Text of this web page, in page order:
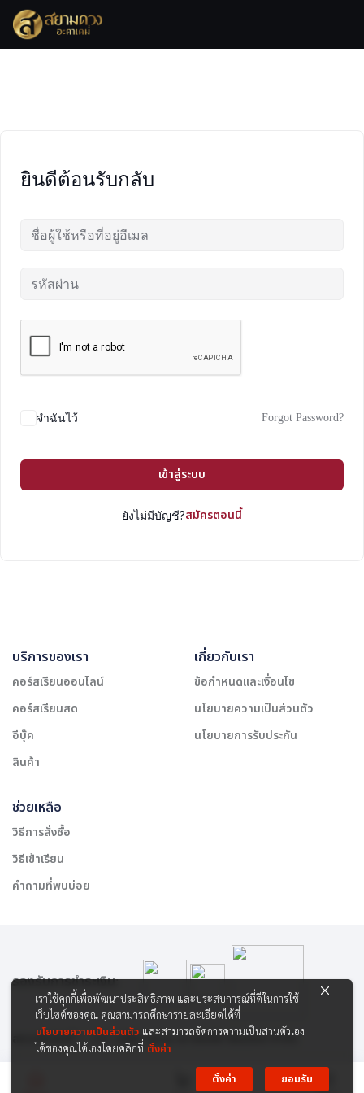
Skip
content
ยินดีต้อนรับกลับ
จำฉันไว้ Forgot Password?
เข้าสู่ระบบ
ยังไม่มีบัญชี?สมัครตอนนี้
บริการของเรา
คอร์สเรียนออนไลน์
คอร์สเรียนสด
อีบุ๊ค
สินค้า
เกี่ยวกับเรา
ข้อกำหนดและเงื่อนไข
นโยบายความเป็นส่วนตัว
นโยบายการรับประกัน
ช่วยเหลือ
วิธีการสั่งซื้อ
วิธีเข้าเรียน
คำถามที่พบบ่อย
สงวนลิขสิทธิ์ © 2565 บริษัท สยาม เคาเซิลลิ่ง เซ็นเตอร์ จำกัด
รองรับการชำระเงิน:
เราใช้คุกกี้เพื่อพัฒนาประสิทธิภาพ และประสบการณ์ที่ดีในการใช้
เว็บไซต์ของคุณ คุณสามารถศึกษารายละเอียดได้ที่
นโยบายความเป็นส่วนตัว และสามารถจัดการความเป็นส่วนตัวเอง
ได้ของคุณได้เองโดยคลิกที่ ตั้งค่า
ตั้งค่า
ยอมรับ